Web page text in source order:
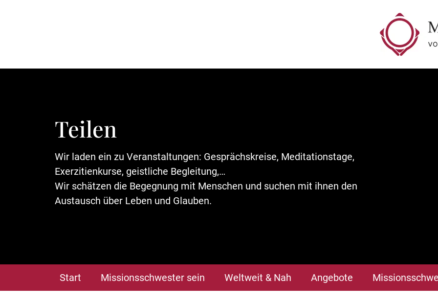
Teilen
Wir laden ein zu Veranstaltungen: Gesprächskreise, Meditationstage,
Exerzitienkurse, geistliche Begleitung,…
Wir schätzen die Begegnung mit Menschen und suchen mit ihnen den
Austausch über Leben und Glauben.
Start Missionsschwester sein Weltweit & Nah Angebote